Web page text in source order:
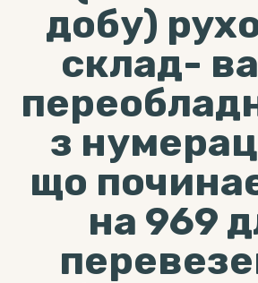
добу)
склад-
з
що
на 969